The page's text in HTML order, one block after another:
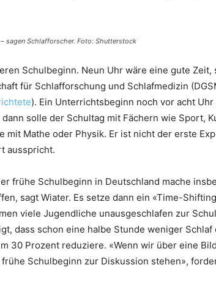
sagen Schlafforscher. Foto: Shutterstock
Schulbeginn. Neun Uhr wäre eine gute Zeit,
für Schlafforschung und Schlafmedizin
). Ein Unterrichtsbeginn noch vor acht
solle der Schultag mit Fächern wie Sport,
mit Mathe oder Physik. Er ist nicht der erste
ausspricht.
frühe Schulbeginn in Deutschland mache
sagt Wiater. Es setze dann ein «Time-
viele Jugendliche unausgeschlafen zur
dass schon eine halbe Stunde weniger Schlaf
30 Prozent reduziere. «Wenn wir über eine
Schulbeginn zur Diskussion stehen»,